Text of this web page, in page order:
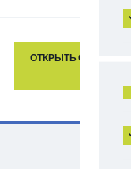
ОТКРЫТЬ СЧЁТ